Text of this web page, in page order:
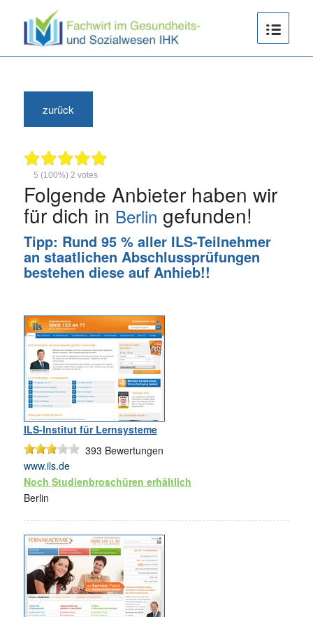
zurück
5 (100%) 2 votes
Folgende Anbieter haben wir
für dich in Berlin gefunden!
Tipp: Rund 95 % aller ILS-Teilnehmer
an staatlichen Abschlussprüfungen
bestehen diese auf Anhieb!!
ILS-Institut für Lernsysteme
393 Bewertungen
www.ils.de
Noch Studienbroschüren erhältlich
Berlin